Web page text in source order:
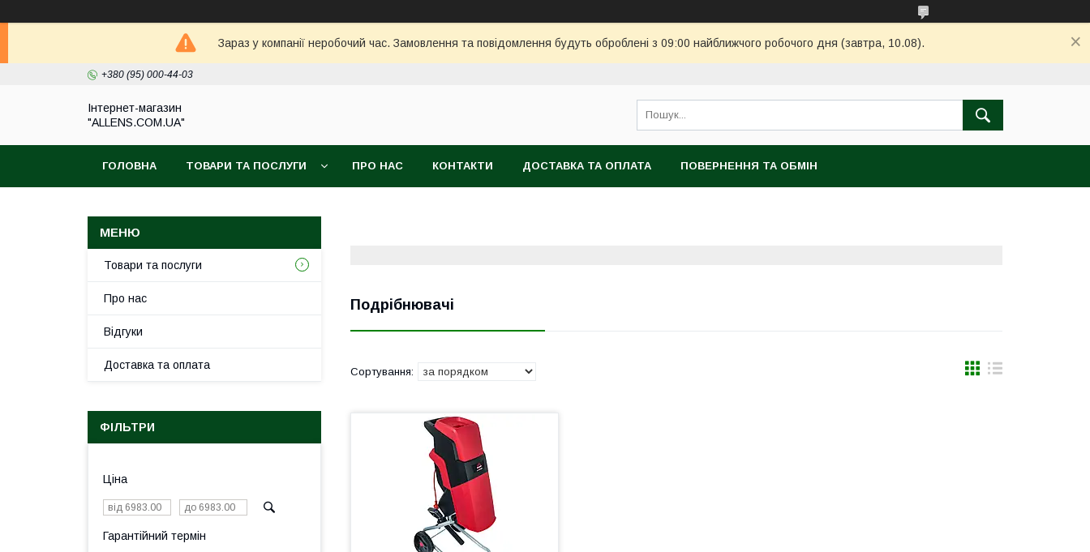
Зараз у компанії неробочий час. Замовлення та повідомлення будуть оброблені з 09:00 найближчого робочого дня (завтра, 10.08).
+380 (95) 000-44-03
Інтернет-магазин
"ALLENS.COM.UA"
ГОЛОВНА ТОВАРИ ТА ПОСЛУГИ ПРО НАС КОНТАКТИ ДОСТАВКА ТА ОПЛАТА ПОВЕРНЕННЯ ТА ОБМІН
Подрібнювачі
Товари та послуги
Про нас
Відгуки
Доставка та оплата
ФІЛЬТРИ
Ціна
Гарантійний термін